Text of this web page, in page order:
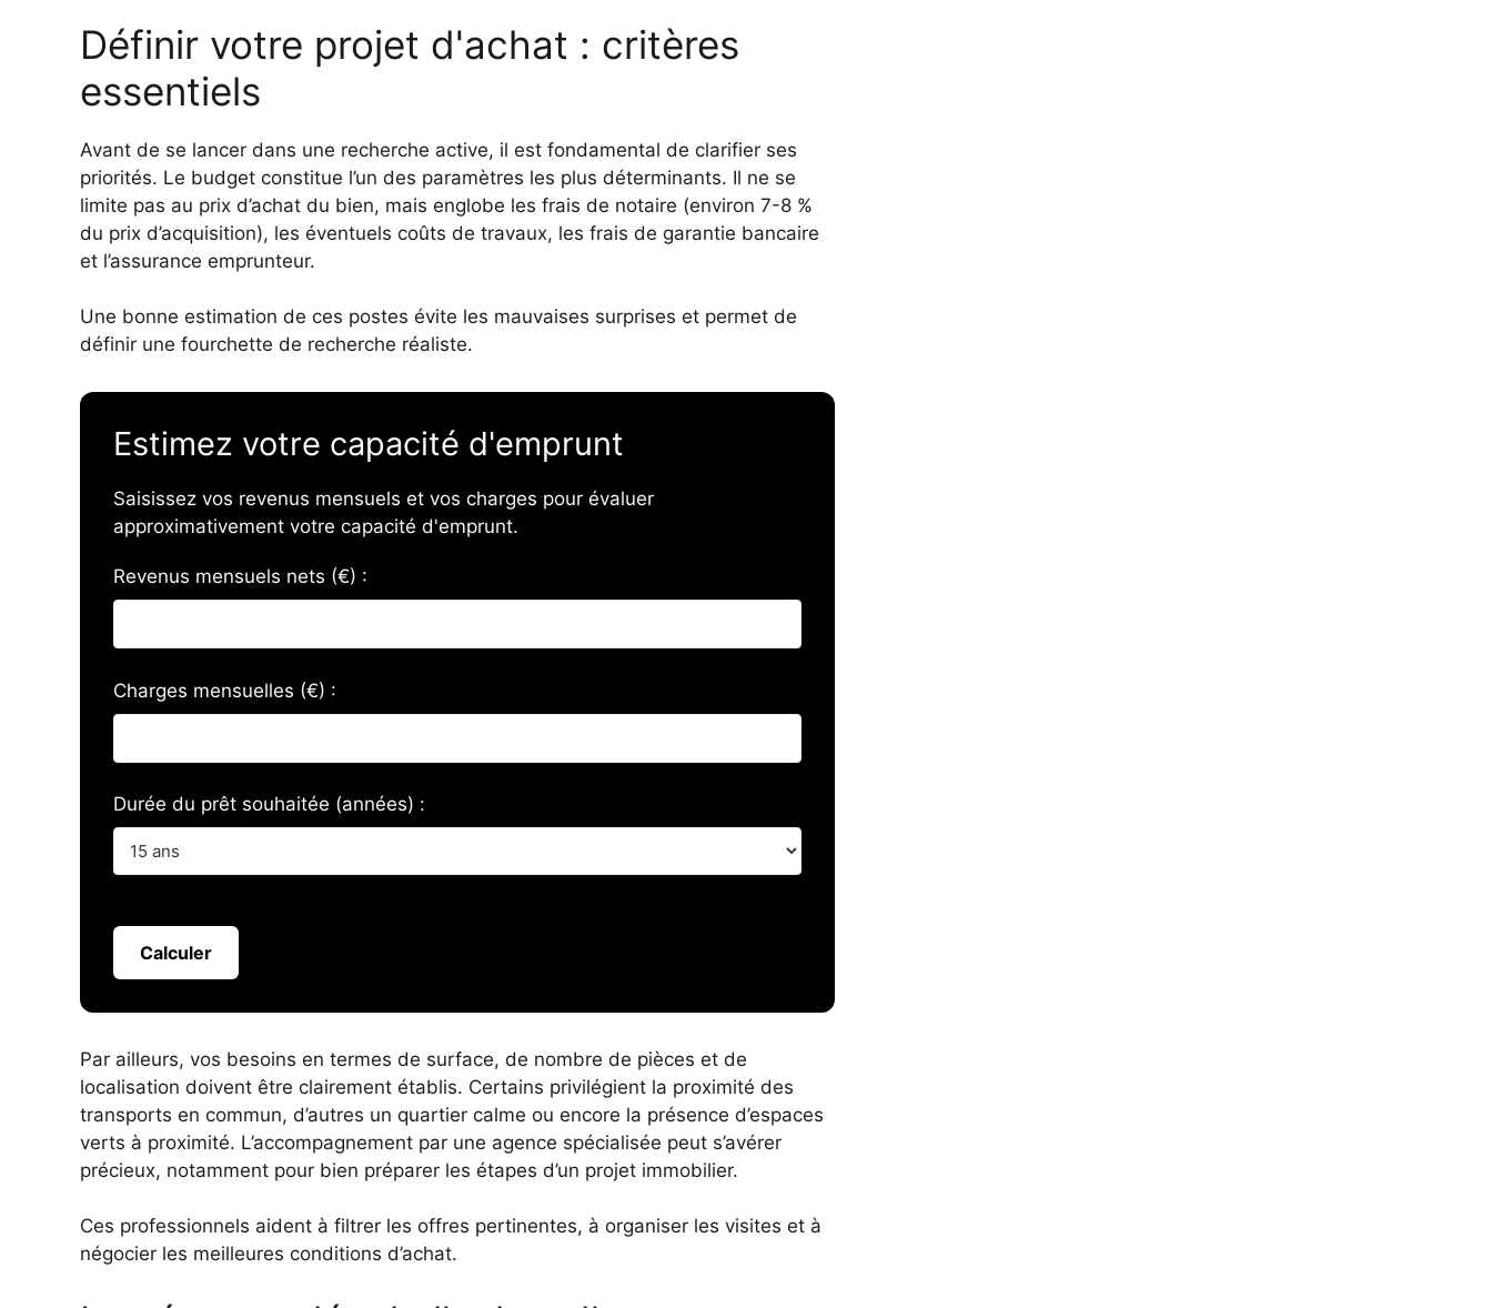
Définir votre projet d'achat : critères
essentiels
Avant de se lancer dans une recherche active, il est fondamental de clarifier ses
priorités. Le budget constitue l’un des paramètres les plus déterminants. Il ne se
limite pas au prix d’achat du bien, mais englobe les frais de notaire (environ 7-8 %
du prix d’acquisition), les éventuels coûts de travaux, les frais de garantie bancaire
et l’assurance emprunteur.
Une bonne estimation de ces postes évite les mauvaises surprises et permet de
définir une fourchette de recherche réaliste.
Estimez votre capacité d'emprunt
Saisissez vos revenus mensuels et vos charges pour évaluer
approximativement votre capacité d'emprunt.
Revenus mensuels nets (€) :
Charges mensuelles (€) :
Durée du prêt souhaitée (années) :
Calculer
Par ailleurs, vos besoins en termes de surface, de nombre de pièces et de
localisation doivent être clairement établis. Certains privilégient la proximité des
transports en commun, d’autres un quartier calme ou encore la présence d’espaces
verts à proximité. L’accompagnement par une agence spécialisée peut s’avérer
précieux, notamment pour bien préparer les étapes d’un projet immobilier.
Ces professionnels aident à filtrer les offres pertinentes, à organiser les visites et à
négocier les meilleures conditions d’achat.